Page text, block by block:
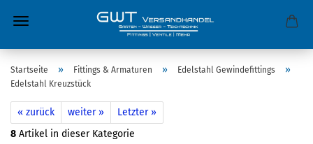
Startseite » Fittings & Armaturen » Edelstahl Gewindefittings »
Edelstahl Kreuzstück
« zurück weiter »
Letzter »
8 Artikel in dieser Kategorie